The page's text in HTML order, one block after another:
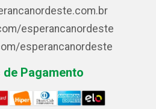
esperancanordeste
esperancanordeste
de Pagamento